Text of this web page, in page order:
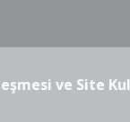
ve Site